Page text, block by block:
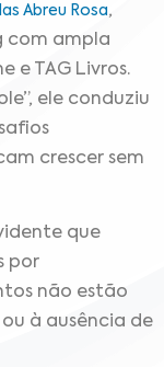
Abreu Rosa,
com ampla
e TAG Livros.
ele conduziu
crescer sem
que
por
não estão
à ausência de